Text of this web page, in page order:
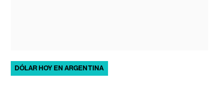
DÓLAR HOY EN ARGENTINA